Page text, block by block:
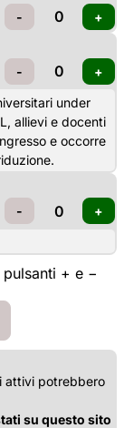
under
allievi e docenti
e occorre
+ e −
attivi potrebbero
su questo sito